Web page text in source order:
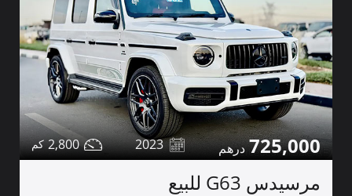
725,000
2023
2,800
مرسيدس G63 للبيع